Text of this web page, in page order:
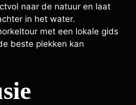
naar de natuur en laat
in het water.
met een lokale gids
beste plekken kan